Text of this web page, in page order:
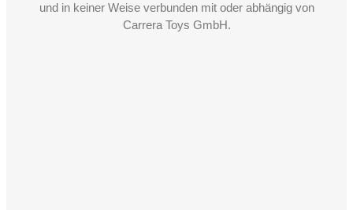
und in keiner Weise verbunden mit oder abhängig von
Carrera Toys GmbH.